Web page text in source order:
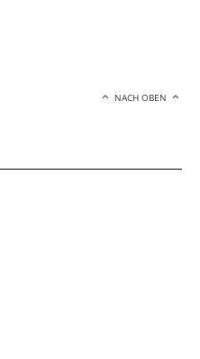
NACH OBEN